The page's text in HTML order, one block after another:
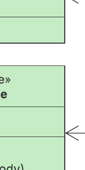
поток
наш пример